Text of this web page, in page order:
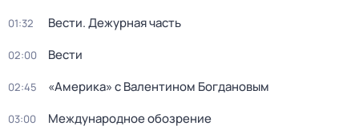
01:32 Вести. Дежурная часть
02:00 Вести
02:45 «Америка» с Валентином Богдановым
03:00 Международное обозрение